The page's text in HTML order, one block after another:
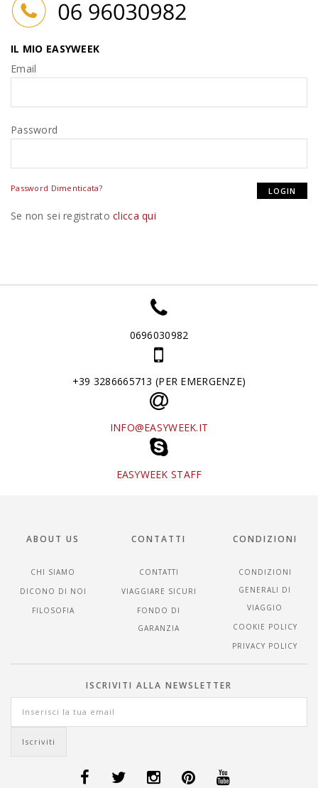
IL MIO EASYWEEK
Email
Password
Password Dimenticata?
Se non sei registratoclicca qui
0696030982
+39 3286665713 (PER EMERGENZE)
INFO@EASYWEEK.IT
EASYWEEK STAFF
ABOUT US
CHI SIAMO
DICONO DI NOI
FILOSOFIA
CONTATTI
CONTATTI
VIAGGIARE SICURI
FONDO DI
GARANZIA
CONDIZIONI
CONDIZIONI
GENERALI DI
VIAGGIO
COOKIE POLICY
PRIVACY POLICY
ISCRIVITI ALLA NEWSLETTER